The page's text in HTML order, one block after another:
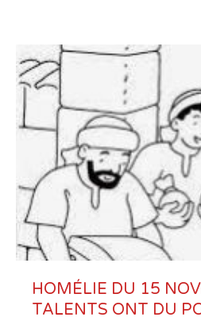
HOMÉLIE DU 15
TALENTS ONT DU